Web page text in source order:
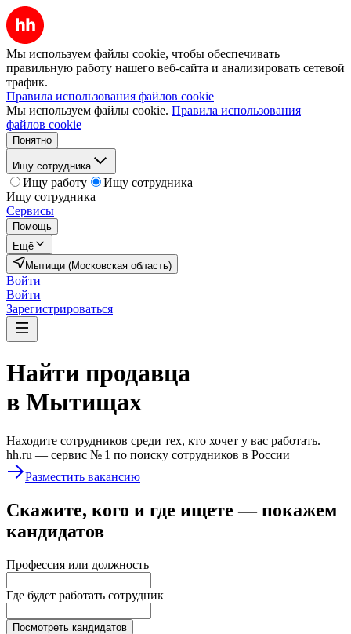
Мы используем файлы cookie, чтобы обеспечивать
правильную работу нашего веб-сайта и анализировать сетевой
трафик.
Правила использования файлов cookie
Мы используем файлы cookie. Правила использования
файлов cookie
Понятно
Ищу сотрудника
Ищу работу
Ищу сотрудника
Ищу сотрудника
Сервисы
Помощь
Ещё
Мытищи (Московская область)
Войти
Войти
Зарегистрироваться
Найти продавца
в Мытищах
Находите сотрудников среди тех, кто хочет у вас работать.
hh.ru — сервис № 1 по поиску сотрудников в России
Разместить вакансию
Скажите, кого и где ищете — покажем
кандидатов
Профессия или должность
Где будет работать сотрудник
Посмотреть кандидатов